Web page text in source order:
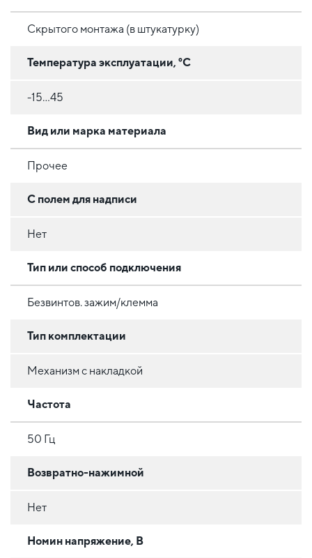
Скрытого монтажа (в штукатурку)
Температура эксплуатации, °C
-15...45
Вид или марка материала
Прочее
С полем для надписи
Нет
Тип или способ подключения
Безвинтов. зажим/клемма
Тип комплектации
Механизм с накладкой
Частота
50 Гц
Возвратно-нажимной
Нет
Номин напряжение, В